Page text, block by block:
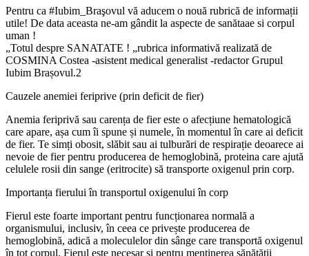
Pentru ca #Iubim_Braşovul vă aducem o nouă rubrică de informații
utile! De data aceasta ne-am gândit la aspecte de sanătaae si corpul
uman !
„Totul despre SANATATE ! „rubrica informativă realizată de
COSMINA Costea -asistent medical generalist -redactor Grupul
Iubim Brașovul.2
Cauzele anemiei feriprive (prin deficit de fier)
Anemia feriprivă sau carența de fier este o afecțiune hematologică
care apare, așa cum îi spune și numele, în momentul în care ai deficit
de fier. Te simți obosit, slăbit sau ai tulburări de respirație deoarece ai
nevoie de fier pentru producerea de hemoglobină, proteina care ajută
celulele rosii din sange (eritrocite) să transporte oxigenul prin corp.
Importanța fierului în transportul oxigenului în corp
Fierul este foarte important pentru funcționarea normală a
organismului, inclusiv, în ceea ce privește producerea de
hemoglobină, adică a moleculelor din sânge care transportă oxigenul
în tot corpul. Fierul este necesar și pentru menținerea sănătății